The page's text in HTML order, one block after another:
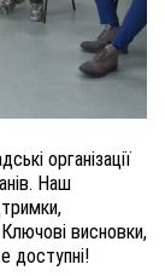
організації
Наш
висновки,
доступні!